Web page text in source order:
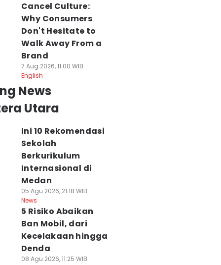
Cancel Culture:
Why Consumers
Don't Hesitate to
Walk Away From a
Brand
7 Aug 2026, 11:00 WIB
English
News
Utara
Ini 10 Rekomendasi
Sekolah
Berkurikulum
Internasional di
Medan
05 Agu 2026, 21:18 WIB
News
5 Risiko Abaikan
Ban Mobil, dari
Kecelakaan hingga
Denda
08 Agu 2026, 11:25 WIB